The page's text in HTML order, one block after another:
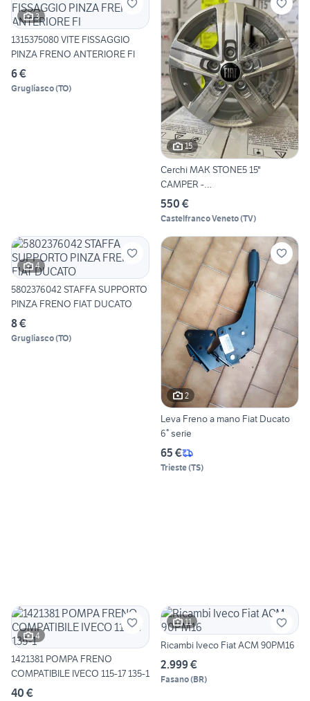
3
1315375080 VITE FISSAGGIO
PINZA FRENO ANTERIORE FI
6 €
Grugliasco(TO)
15
Cerchi MAK STONE5 15"
CAMPER -
FIAT/OPEL/PEUGEOT/
550 €
Castelfranco Veneto(TV)
4
5802376042 STAFFA SUPPORTO
PINZA FRENO FIAT DUCATO
8 €
Grugliasco(TO)
2
Leva Freno a mano Fiat Ducato
6° serie
65 €
Trieste(TS)
4
1421381 POMPA FRENO
COMPATIBILE IVECO 115-17 135-1
40 €
11
Ricambi Iveco Fiat ACM 90PM16
2.999 €
Fasano(BR)